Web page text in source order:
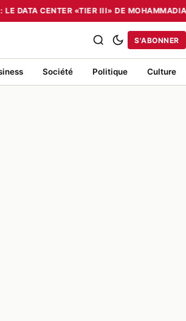
LE DATA CENTER «TIER III» DE
CENTER «TIER III» DE MOHAMMADIA, UN
S'ABONNER
Société Politique Culture